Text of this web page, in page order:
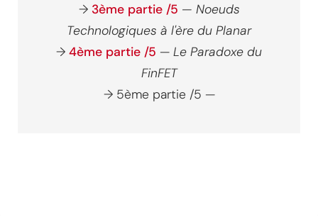
→ 3ème partie /5 — Noeuds
Technologiques à l'ère du Planar
→ 4ème partie /5 — Le Paradoxe du
FinFET
→ 5ème partie /5 —